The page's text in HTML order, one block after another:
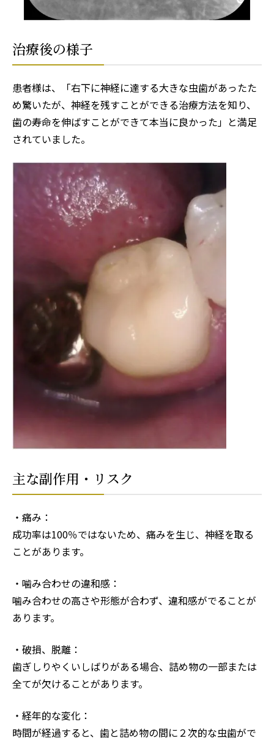
治療後の様子
患者様は、「右下に神経に達する大きな虫歯があったた
め驚いたが、神経を残すことができる治療方法を知り、
歯の寿命を伸ばすことができて本当に良かった」と満足
されていました。
主な副作用・リスク
・痛み：
成功率は100％ではないため、痛みを生じ、神経を取る
ことがあります。
・噛み合わせの違和感：
噛み合わせの高さや形態が合わず、違和感がでることが
あります。
・破損、脱離：
歯ぎしりやくいしばりがある場合、詰め物の一部または
全てが欠けることがあります。
・経年的な変化：
時間が経過すると、歯と詰め物の間に２次的な虫歯がで